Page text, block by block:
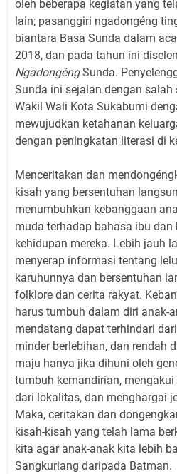
oleh beberapa kegiatan yang
lain; pasanggiri ngadongéng
biantara Basa Sunda dalam
2018, dan pada tahun ini
NgadongéngSunda.
Sunda ini sejalan dengan
Wakil Wali Kota Sukabumi
mewujudkan ketahanan
dengan peningkatan literasi di
Menceritakan dan
kisah yang bersentuhan
menumbuhkan kebanggaan
muda terhadap bahasa ibu
kehidupan mereka. Lebih jauh
menyerap informasi tentang
karuhunnya dan bersentuhan
folklore dan cerita rakyat.
harus tumbuh dalam diri anak-
mendatang dapat terhindari
minder berlebihan, dan rendah
maju hanya jika dihuni oleh
tumbuh kemandirian,
dari lokalitas, dan menghargai
Maka, ceritakan dan
kisah-kisah yang telah lama
kita agar anak-anak kita lebih
Sangkuriang daripada Batman.